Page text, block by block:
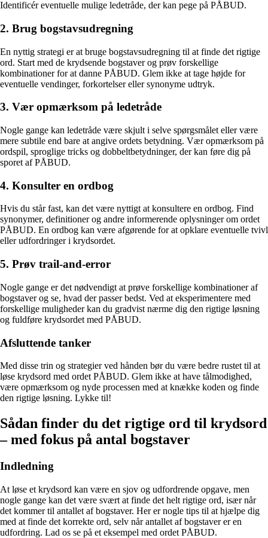
Identificér eventuelle mulige ledetråde, der kan pege på PÅBUD.
2. Brug bogstavsudregning
En nyttig strategi er at bruge bogstavsudregning til at finde det rigtige
ord. Start med de krydsende bogstaver og prøv forskellige
kombinationer for at danne PÅBUD. Glem ikke at tage højde for
eventuelle vendinger, forkortelser eller synonyme udtryk.
3. Vær opmærksom på ledetråde
Nogle gange kan ledetråde være skjult i selve spørgsmålet eller være
mere subtile end bare at angive ordets betydning. Vær opmærksom på
ordspil, sproglige tricks og dobbeltbetydninger, der kan føre dig på
sporet af PÅBUD.
4. Konsulter en ordbog
Hvis du står fast, kan det være nyttigt at konsultere en ordbog. Find
synonymer, definitioner og andre informerende oplysninger om ordet
PÅBUD. En ordbog kan være afgørende for at opklare eventuelle tvivl
eller udfordringer i krydsordet.
5. Prøv trail-and-error
Nogle gange er det nødvendigt at prøve forskellige kombinationer af
bogstaver og se, hvad der passer bedst. Ved at eksperimentere med
forskellige muligheder kan du gradvist nærme dig den rigtige løsning
og fuldføre krydsordet med PÅBUD.
Afsluttende tanker
Med disse trin og strategier ved hånden bør du være bedre rustet til at
løse krydsord med ordet PÅBUD. Glem ikke at have tålmodighed,
være opmærksom og nyde processen med at knække koden og finde
den rigtige løsning. Lykke til!
Sådan finder du det rigtige ord til krydsord
– med fokus på antal bogstaver
Indledning
At løse et krydsord kan være en sjov og udfordrende opgave, men
nogle gange kan det være svært at finde det helt rigtige ord, især når
det kommer til antallet af bogstaver. Her er nogle tips til at hjælpe dig
med at finde det korrekte ord, selv når antallet af bogstaver er en
udfordring. Lad os se på et eksempel med ordet PÅBUD.